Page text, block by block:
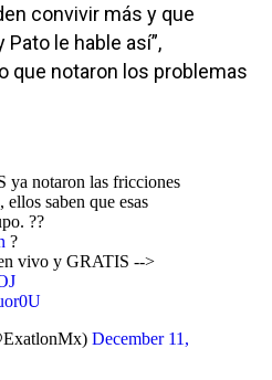
convivir más y que
Pato le hable así”,
que notaron los problemas
ya notaron las fricciones
saben que esas
??
?
vivo y GRATIS -->
December 11,